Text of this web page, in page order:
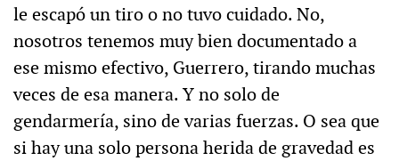
le escapó un tiro o no tuvo cuidado. No,
nosotros tenemos muy bien documentado a
ese mismo efectivo, Guerrero, tirando muchas
veces de esa manera. Y no solo de
gendarmería, sino de varias fuerzas. O sea que
si hay una solo persona herida de gravedad es